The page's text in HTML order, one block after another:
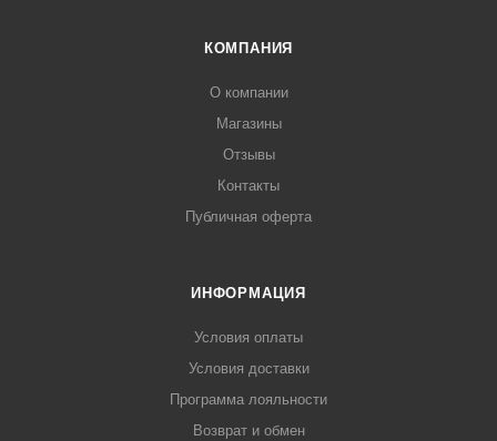
КОМПАНИЯ
О компании
Магазины
Отзывы
Контакты
Публичная оферта
ИНФОРМАЦИЯ
Условия оплаты
Условия доставки
Программа лояльности
Возврат и обмен